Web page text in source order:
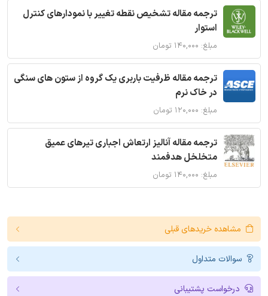
ترجمه مقاله تشخیص نقطه تغییر با نمودارهای کنترل
استوار
مبلغ: ۱۴۰,۰۰۰ تومان
ترجمه مقاله ظرفیت باربری یک گروه از ستون های سنگی
در خاک نرم
مبلغ: ۱۲۰,۰۰۰ تومان
ترجمه مقاله آنالیز ارتعاش اجباری تیرهای عمیق
متخلخل هدفمند
مبلغ: ۱۴۰,۰۰۰ تومان
مشاهده خریدهای قبلی
سوالات متداول
درخواست پشتیبانی